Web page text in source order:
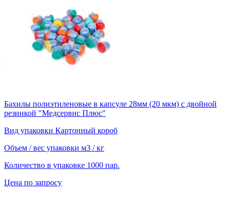
Бахилы полиэтиленовые в капсуле 28мм (20 мкм) с двойной
резинкой "Медсервис Плюс"
Вид упаковки Картонный короб
Объем / вес упаковки м3 / кг
Количество в упаковке 1000 пар.
Цена по запросу